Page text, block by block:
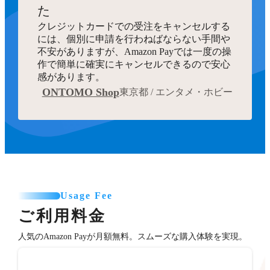
た
クレジットカードでの受注をキャンセルする
には、個別に申請を行わねばならない手間や
不安がありますが、Amazon Payでは一度の操
作で簡単に確実にキャンセルできるので安心
感があります。
ONTOMO Shop東京都 / エンタメ・ホビー
Usage Fee
ご利用料金
人気のAmazon Payが月額無料。スムーズな購入体験を実現。